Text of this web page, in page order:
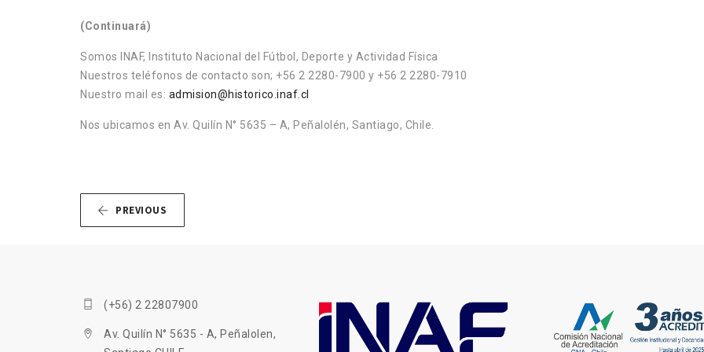
(Continuará)
Somos INAF, Instituto Nacional del Fútbol, Deporte y Actividad Física
Nuestros teléfonos de contacto son; +56 2 2280-7900 y +56 2 2280-7910
Nuestro mail es: admision@historico.inaf.cl
Nos ubicamos en Av. Quilín N° 5635 – A, Peñalolén, Santiago, Chile.
PREVIOUS
(+56) 2 22807900
Av. Quilín N° 5635 - A, Peñalolen,